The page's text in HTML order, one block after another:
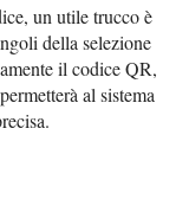
un utile trucco è
della selezione
il codice QR,
al sistema